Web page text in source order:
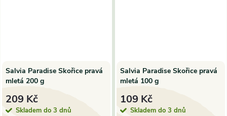
Salvia Paradise Skořice pravá
mletá 200 g
209 Kč
Skladem do 3 dnů
Salvia Paradise Skořice pravá
mletá 100 g
109 Kč
Skladem do 3 dnů